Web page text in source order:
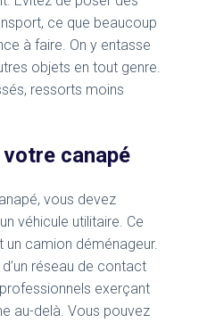
ce que beaucoup
à faire. On y entasse
objets en tout genre.
ressorts moins
canapé
vous devez
véhicule utilitaire. Ce
un camion déménageur.
réseau de contact
exerçant
au-delà. Vous pouvez